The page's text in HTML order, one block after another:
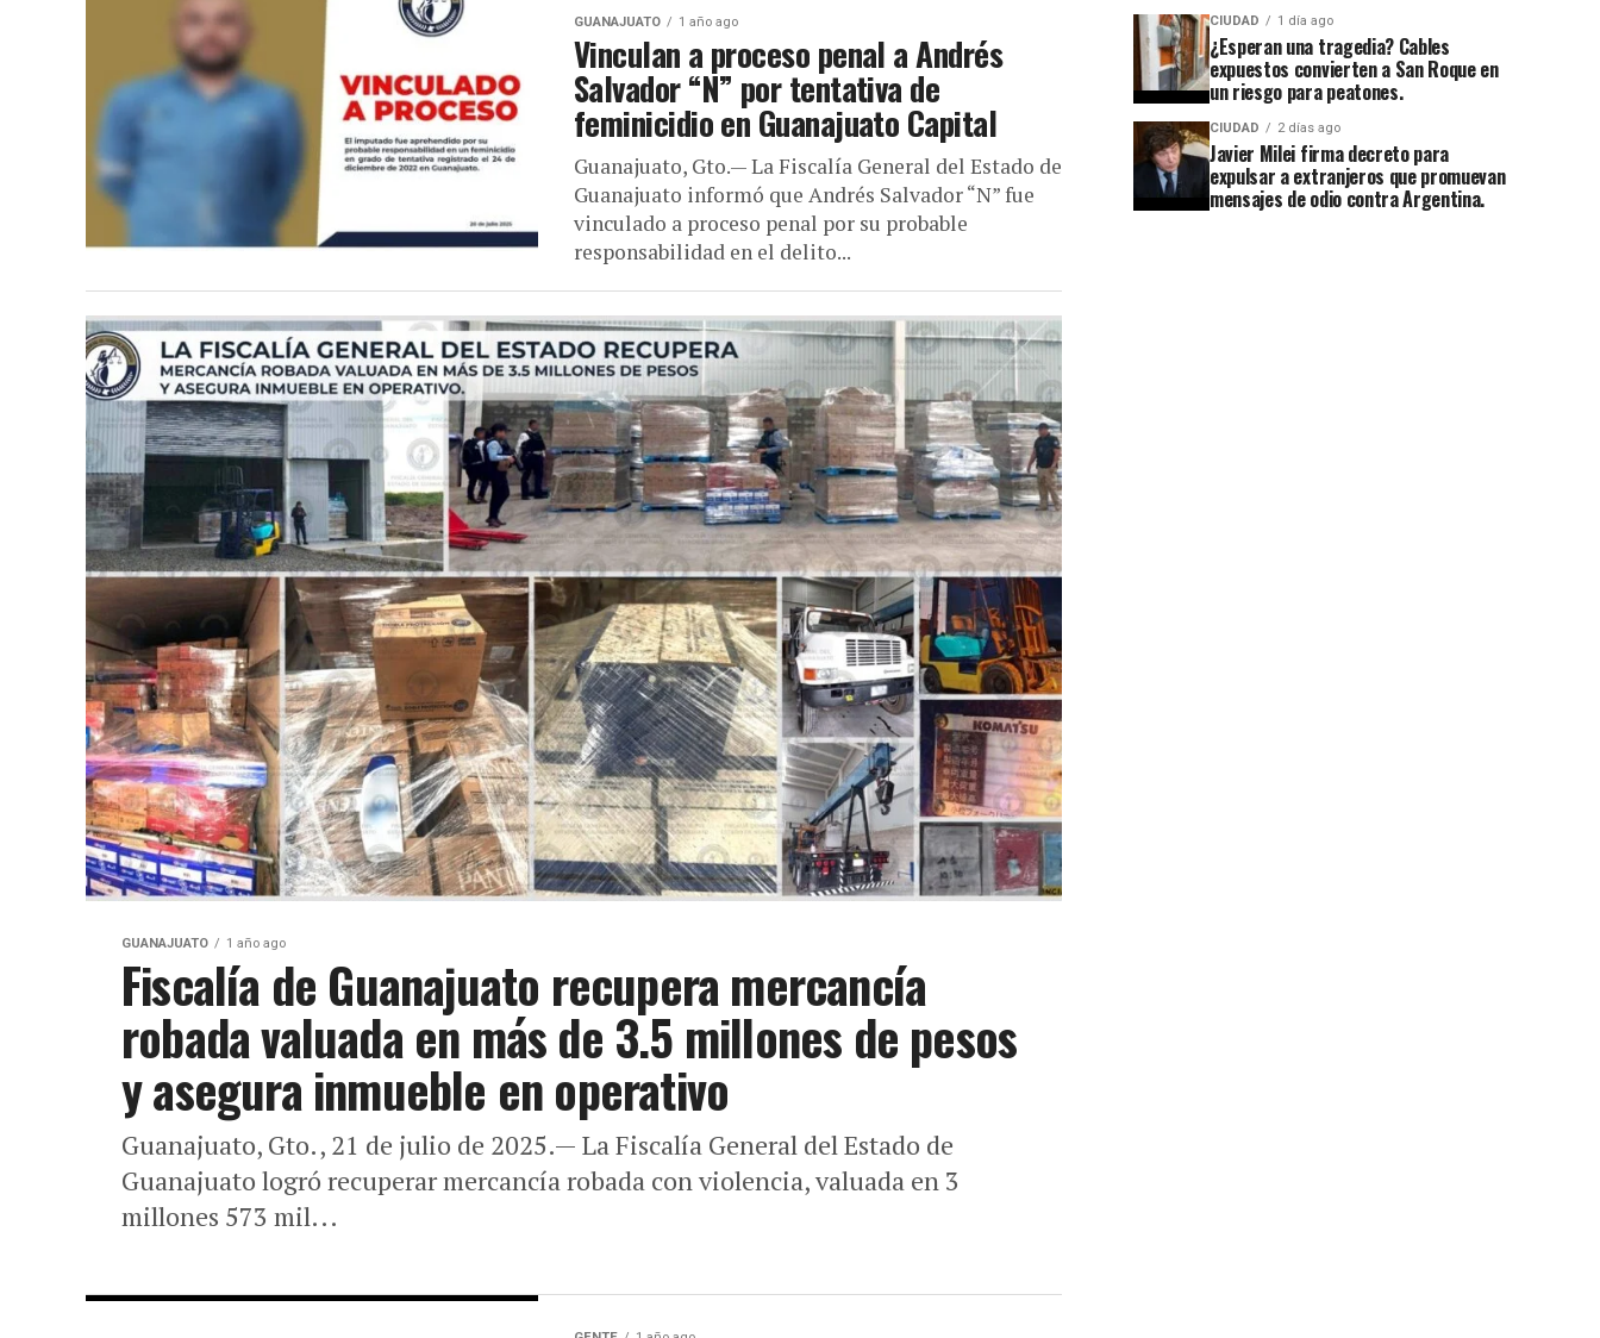
GUANAJUATO 1 año ago
Vinculan a proceso penal a Andrés
Salvador “N” por tentativa de
feminicidio en Guanajuato Capital
Guanajuato, Gto.— La Fiscalía General del Estado de
Guanajuato informó que Andrés Salvador “N” fue
vinculado a proceso penal por su probable
responsabilidad en el delito...
GUANAJUATO 1 año ago
Fiscalía de Guanajuato recupera mercancía
robada valuada en más de 3.5 millones de pesos
y asegura inmueble en operativo
Guanajuato, Gto., 21 de julio de 2025.— La Fiscalía General del Estado de
Guanajuato logró recuperar mercancía robada con violencia, valuada en 3
millones 573 mil...
CIUDAD 1 día ago
¿Esperan una tragedia? Cables
expuestos convierten a San Roque en
un riesgo para peatones.
CIUDAD 2 días ago
Javier Milei firma decreto para
expulsar a extranjeros que promuevan
mensajes de odio contra Argentina.